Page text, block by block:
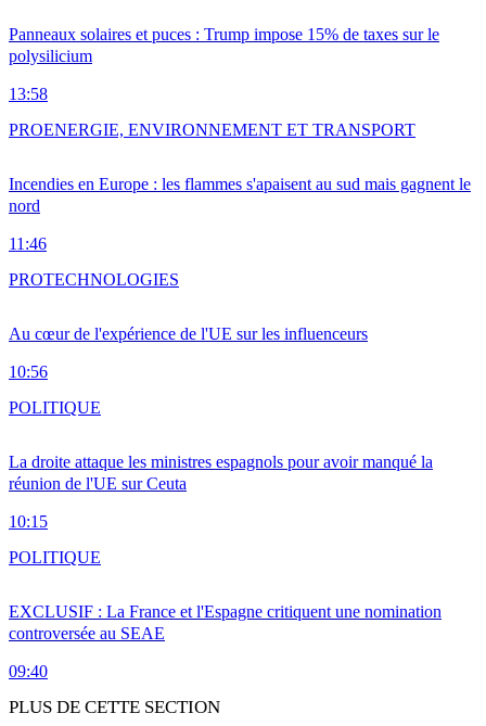
Panneaux solaires et puces : Trump impose 15% de taxes sur le
polysilicium
13:58
Incendies en Europe : les flammes s'apaisent au sud mais gagnent le
nord
11:46
PROENERGIE, ENVIRONNEMENT ET TRANSPORT
Au cœur de l'expérience de l'UE sur les influenceurs
10:56
PROTECHNOLOGIES
La droite attaque les ministres espagnols pour avoir manqué la
réunion de l'UE sur Ceuta
10:15
POLITIQUE
EXCLUSIF : La France et l'Espagne critiquent une nomination
controversée au SEAE
09:40
POLITIQUE
PLUS DE CETTE SECTION